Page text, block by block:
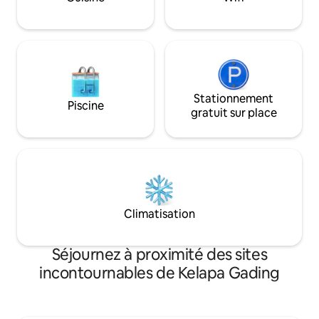
Machine à laver Fer et planche à
froide 2 téléviseurs connectés ; Wi-Fi
Piscine
Stationnement
gratuit sur place
Climatisation
Séjournez à proximité des sites
incontournables de Kelapa Gading